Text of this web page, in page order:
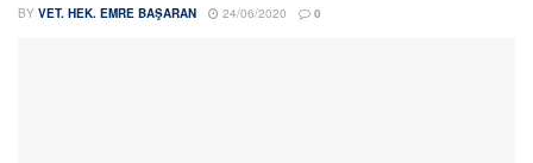
BY VET. HEK. EMRE BAŞARAN 24/06/2020 0